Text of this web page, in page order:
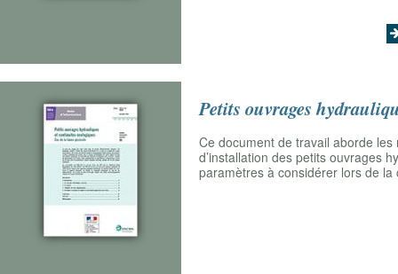
Petits ouvrages
Ce document de travail aborde
d’installation des petits ouvrages
paramètres à considérer lors de la